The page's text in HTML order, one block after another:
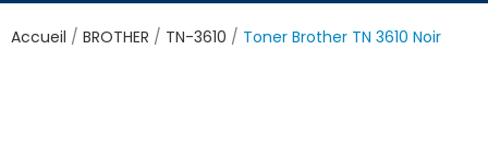
Accueil BROTHER TN-3610 Toner Brother TN 3610 Noir